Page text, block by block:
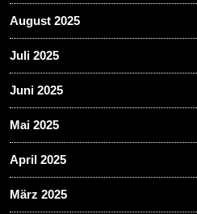
August 2025
Juli 2025
Juni 2025
Mai 2025
April 2025
März 2025